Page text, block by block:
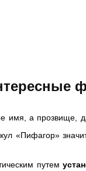
имя, а прозвище,
«Пифагор»
путем